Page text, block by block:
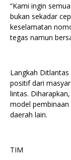
“Kami ingin
bukan sekadar
keselamatan
tegas namun
Langkah
positif dari
lintas.
model
daerah lain.
TIM